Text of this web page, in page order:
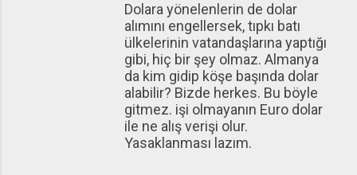
Dolara yönelenlerin de dolar
alımını engellersek, tıpkı batı
ülkelerinin vatandaşlarına yaptığı
gibi, hiç bir şey olmaz. Almanya
da kim gidip köşe başında dolar
alabilir? Bizde herkes. Bu böyle
gitmez. işi olmayanın Euro dolar
ile ne alış verişi olur.
Yasaklanması lazım.